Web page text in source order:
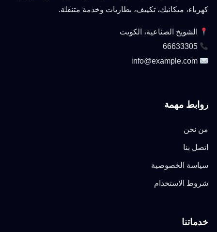
كهرباء، ميكانيك، تكييف، بطاريات وخدمة متنقلة.
الشويخ الصناعية، الكويت
66633305
info@example.com
روابط مهمة
من نحن
اتصل بنا
سياسة الخصوصية
شروط الاستخدام
خدماتنا